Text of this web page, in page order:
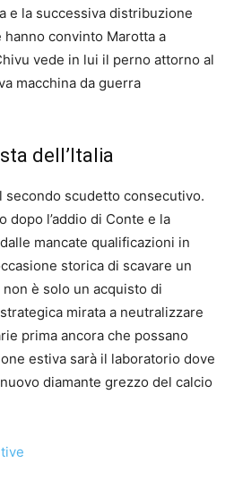
e la successiva distribuzione
hanno convinto Marotta a
vede in lui il perno attorno al
macchina da guerra
dell’Italia
secondo scudetto consecutivo.
dopo l’addio di Conte e la
mancate qualificazioni in
storica di scavare un
è solo un acquisto di
mirata a neutralizzare
prima ancora che possano
estiva sarà il laboratorio dove
diamante grezzo del calcio